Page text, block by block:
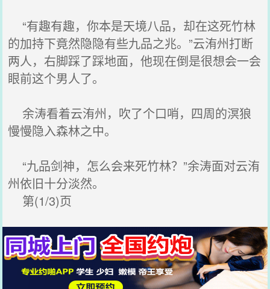
“有趣有趣，你本是天境八品，却在这死竹林
的加持下竟然隐隐有些九品之兆。”云洧州打断
两人，右脚踩了踩地面，他现在倒是很想会一会
眼前这个男人了。
余涛看着云洧州，吹了个口哨，四周的溟狼
慢慢隐入森林之中。
“九品剑神，怎么会来死竹林？”余涛面对云洧
州依旧十分淡然。
第(1/3)页